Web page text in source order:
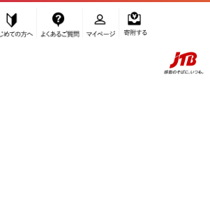
ふるぽ JTBのふるさと納税サイト